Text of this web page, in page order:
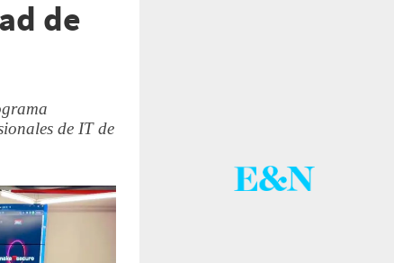
de
de IT de